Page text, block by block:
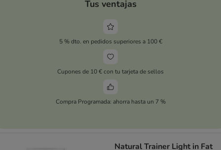
Tus ventajas
5 % dto. en pedidos superiores a 100 €
Cupones de 10 € con tu tarjeta de sellos
Compra Programada: ahorra hasta un 7 %
Natural Trainer Light in Fat